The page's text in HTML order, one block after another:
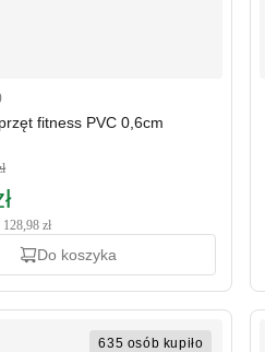
fitness PVC 0,6cm
zł
Do koszyka
635 osób kupiło